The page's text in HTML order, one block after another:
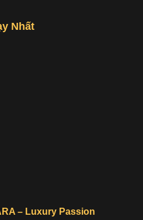
Nhất
– Luxury Passion